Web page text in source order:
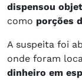
dispensou
como porções
A suspeita foi
onde foram
dinheiro em